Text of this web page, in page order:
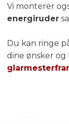
Vi monterer
energiruder
Du kan ringe
dine ønsker og